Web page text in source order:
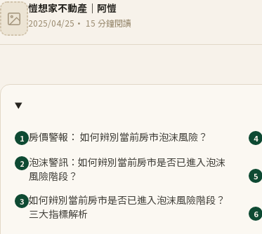
愷想家不動產 ｜ 阿愷
2025/04/25 · 15 分鐘閱讀
1 房價警報： 如何辨別當前房市泡沫風險？
2 泡沫警訊：如何辨別當前房市是否已進入泡沫
風險階段？
3 如何辨別當前房市是否已進入泡沫風險階段？
三大指標解析
4
5
6